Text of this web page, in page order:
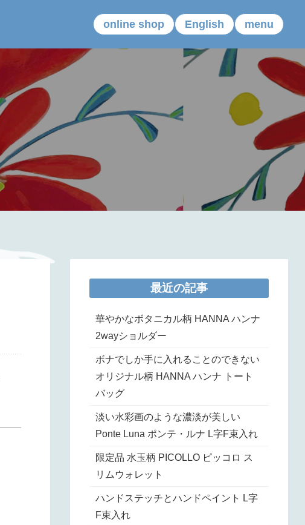
online shop English menu
最近の記事
華やかなボタニカル柄 HANNA ハンナ
2wayショルダー
ボナでしか手に入れることのできない
オリジナル柄 HANNA ハンナ トート
バッグ
淡い水彩画のような濃淡が美しい
Ponte Luna ポンテ・ルナ L字F束入れ
限定品 水玉柄 PICOLLO ピッコロ ス
リムウォレット
ハンドステッチとハンドペイント L字
F束入れ